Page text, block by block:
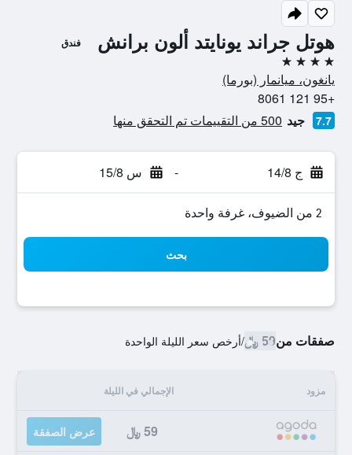
هوتل جراند يونايتد ألون برانش فندق
4 نجوم
يانغون، ميانمار (بورما)
+95 121 8061
7.7 جيد 500 من التقييمات تم التحقق منها
ج 14/8 - س 15/8
2 من الضيوف، غرفة واحدة
بحث
صفقات من59 ﷼ /أرخص سعر الليلة الواحدة
مزود الإجمالي في الليلة
59 ﷼ عرض الصفقة